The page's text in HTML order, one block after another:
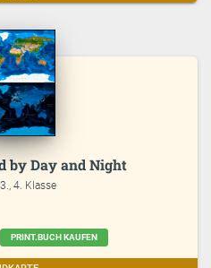
by Day and Night
4. Klasse
PRINT.BUCH KAUFEN